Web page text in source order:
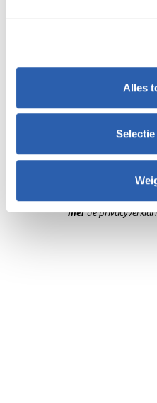
Alles
Achternaam
Ik wil graag op de hoogte
hierde